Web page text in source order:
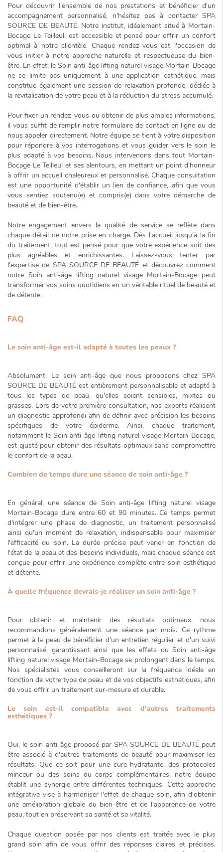
Pour découvrir l'ensemble de nos prestations et bénéficier d'un
accompagnement personnalisé, n'hésitez pas à contacter SPA
SOURCE DE BEAUTÉ. Notre institut, idéalement situé à Mortain-
Bocage Le Teilleul, est accessible et pensé pour offrir un confort
optimal à notre clientèle. Chaque rendez-vous est l'occasion de
vous initier à notre approche naturelle et respectueuse du bien-
être. En effet, le Soin anti-âge lifting naturel visage Mortain-Bocage
ne se limite pas uniquement à une application esthétique, mais
constitue également une session de relaxation profonde, dédiée à
la revitalisation de votre peau et à la réduction du stress accumulé.
Pour fixer un rendez-vous ou obtenir de plus amples informations,
il vous suffit de remplir notre formulaire de contact en ligne ou de
nous appeler directement. Notre équipe se tient à votre disposition
pour répondre à vos interrogations et vous guider vers le soin le
plus adapté à vos besoins. Nous intervenons dans tout Mortain-
Bocage Le Teilleul et ses alentours, en mettant un point d'honneur
à offrir un accueil chaleureux et personnalisé. Chaque consultation
est une opportunité d'établir un lien de confiance, afin que vous
vous sentiez soutenu(e) et compris(e) dans votre démarche de
beauté et de bien-être.
Notre engagement envers la qualité de service se reflète dans
chaque détail de notre prise en charge. Dès l'accueil jusqu'à la fin
du traitement, tout est pensé pour que votre expérience soit des
plus agréables et enrichissantes. Laissez-vous tenter par
l'expertise de SPA SOURCE DE BEAUTÉ et découvrez comment
notre Soin anti-âge lifting naturel visage Mortain-Bocage peut
transformer vos soins quotidiens en un véritable rituel de beauté et
de détente.
FAQ
Le soin anti-âge est-il adapté à toutes les peaux ?
Absolument. Le soin anti-âge que nous proposons chez SPA
SOURCE DE BEAUTÉ est entièrement personnalisable et adapté à
tous les types de peau, qu'elles soient sensibles, mixtes ou
grasses. Lors de votre première consultation, nos experts réalisent
un diagnostic approfondi afin de définir avec précision les besoins
spécifiques de votre épiderme. Ainsi, chaque traitement,
notamment leSoin anti-âge lifting naturel visage Mortain-Bocage,
est ajusté pour obtenir des résultats optimaux sans compromettre
le confort de la peau.
Combien de temps dure une séance de soin anti-âge ?
En général, une séance de Soin anti-âge lifting naturel visage
Mortain-Bocage dure entre60 et 90 minutes. Ce temps permet
d'intégrer une phase de diagnostic, un traitement personnalisé
ainsi qu'un moment de relaxation, indispensable pour maximiser
l'efficacité du soin. La durée précise peut varier en fonction de
l'état de la peau et des besoins individuels, mais chaque séance est
conçue pour offrir une expérience complète entre soin esthétique
et détente.
À quelle fréquence devrais-je réaliser un soin anti-âge ?
Pour obtenir et maintenir des résultats optimaux, nous
recommandons généralement une séance par mois. Ce rythme
permet à la peau de bénéficier d'un entretien régulier et d'un suivi
personnalisé, garantissant ainsi que les effets duSoin anti-âge
lifting naturel visage Mortain-Bocagese prolongent dans le temps.
Nos spécialistes vous conseilleront sur la fréquence idéale en
fonction de votre type de peau et de vos objectifs esthétiques, afin
de vous offrir un traitement sur-mesure et durable.
Le soin est-il compatible avec d'autres traitements
esthétiques ?
Oui, le soin anti-âge proposé par SPA SOURCE DE BEAUTÉ peut
être associé à d'autres traitements de beauté pour maximiser les
résultats. Que ce soit pour une cure hydratante, des protocoles
minceur ou des soins du corps complémentaires, notre équipe
établit une synergieentre différentes techniques. Cette approche
intégrative vise à harmoniser l'effet de chaque soin, afin d'obtenir
une amélioration globale du bien-être et de l'apparence de votre
peau, tout en préservant sa santé et sa vitalité.
Chaque question posée par nos clients est traitée avec le plus
grand soin afin de vous offrir des réponses claires et précises.